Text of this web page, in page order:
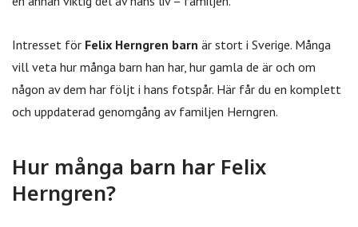
Intresset för Felix Herngren barn är stort i Sverige. Många
vill veta hur många barn han har, hur gamla de är och om
någon av dem har följt i hans fotspår. Här får du en komplett
och uppdaterad genomgång av familjen Herngren.
Hur många barn har Felix
Herngren?